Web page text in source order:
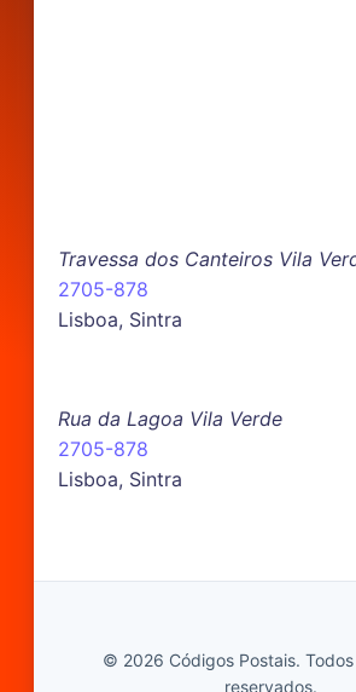
Travessa dos Canteiros Vila
2705-878
Lisboa, Sintra
Rua da Lagoa Vila Verde
2705-878
Lisboa, Sintra
© 2026 Códigos Postais.
reservados.